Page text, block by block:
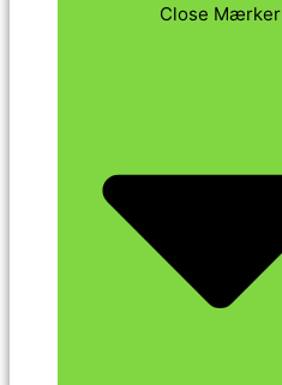
Close Mærker